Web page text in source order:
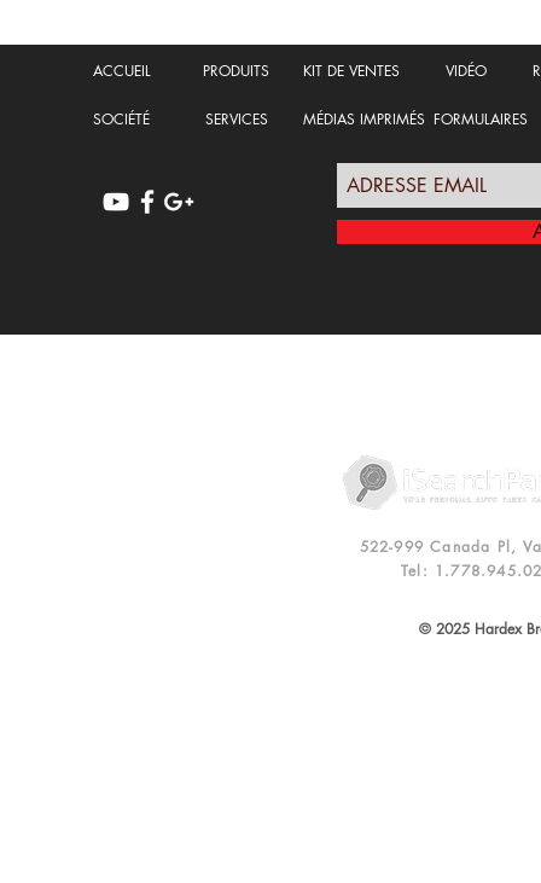
ACCUEIL PRODUITS KIT DE VENTES VIDÉO
SOCIÉTÉ SERVICES MÉDIAS IMPRIMÉS FORMULAIRES
522-999 Canada Pl,
Tel:
© 2025 Hardex